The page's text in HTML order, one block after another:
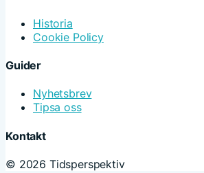
Historia
Cookie Policy
Guider
Nyhetsbrev
Tipsa oss
Kontakt
© 2026 Tidsperspektiv